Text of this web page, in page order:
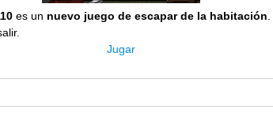
es un nuevo juego de escapar de la habitación
Jugar